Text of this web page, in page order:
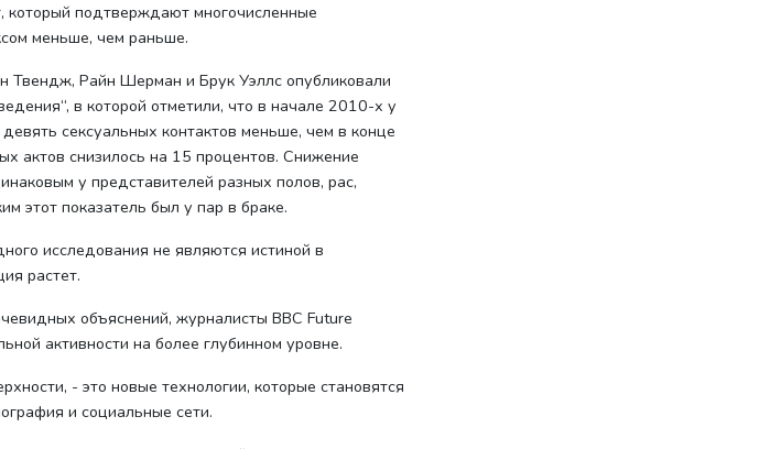
подтверждают многочисленные
меньше, чем раньше.
Твендж, Райн Шерман и Брук Уэллс опубликовали
в которой отметили, что в начале 2010-х у
сексуальных контактов меньше, чем в конце
актов снизилось на 15 процентов. Снижение
у представителей разных полов, рас,
этот показатель был у пар в браке.
исследования не являются истиной в
растет.
объяснений, журналисты BBC Future
активности на более глубинном уровне.
- это новые технологии, которые становятся
и социальные сети.